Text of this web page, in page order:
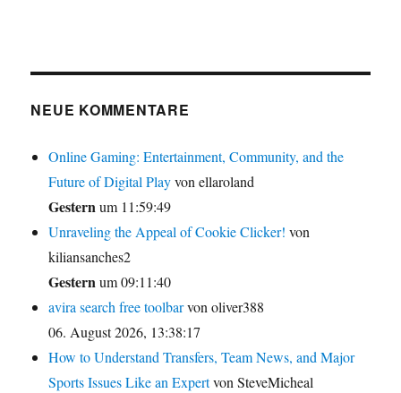
NEUE KOMMENTARE
Online Gaming: Entertainment, Community, and the
Future of Digital Playvon ellaroland
Gesternum 11:59:49
Unraveling the Appeal of Cookie Clicker! von
kiliansanches2
Gesternum 09:11:40
avira search free toolbarvon oliver388
06. August 2026, 13:38:17
How to Understand Transfers, Team News, and Major
Sports Issues Like an Expertvon SteveMicheal